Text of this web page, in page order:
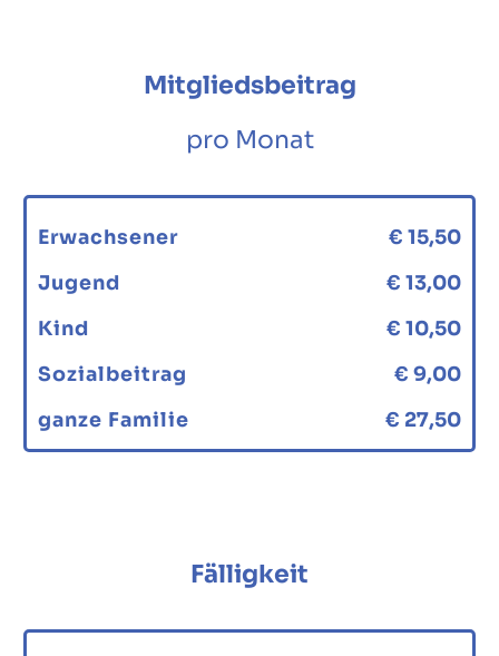
Mitgliedsbeitrag
pro Monat
Erwachsener
€ 15,50
Jugend
€ 13,00
Kind
€ 10,50
Sozialbeitrag
€ 9,00
ganze Familie
€ 27,50
Fälligkeit